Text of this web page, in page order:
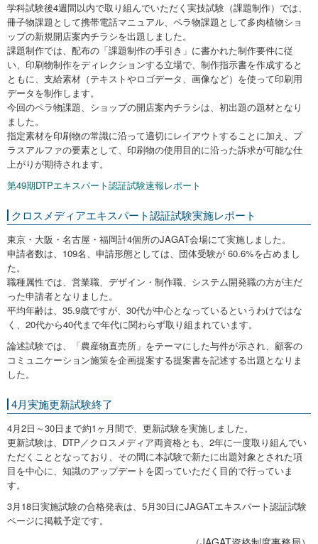
学科試験後4週間以内で取り組んでいただく実技試験（課題制作）では、
冊子物課題として携帯電話マニュアル、ペラ物課題として多肉植物ショ
ップの新規開店案内チラシを出題しました。
課題制作では、配布の「課題制作の手引き」に書かれた制作要件に従
い、印刷物制作をディレクションする立場で、制作指示書を作成すると
ともに、支給素材（テキストやロゴデータ、画像など）を使って印刷用
データを制作します。
今回のペラ物課題、ショップの開店案内チラシは、初出題の題材となり
ました。
指定素材を印刷物の常識に沿って適切にレイアウトすることに加え、プ
ラスアルファの要素として、印刷物の使用目的に沿った訴求が可能な仕
上がりが期待されます。
第49期DTPエキスパート認証試験速報レポート
クロスメディアエキスパート認証試験実施レポート
東京・大阪・名古屋・福岡計4個所のJAGAT会場にて実施しました。
申請者数は、109名、申請形態としては、団体受験が 60.6%を占めまし
た。
職種属性では、営業職、デザイン・制作職、システム開発職の方が主だ
った申請者となりました。
平均年齢は、35.9歳ですが、30代が中心となっているというわけではな
く、20代から40代まで年代に関わらず取り組まれています。
論述試験では、「農産物直売所」をテーマにした与件が示され、顧客の
コミュニケーション施策を企画提案する提案書を記述する出題となりま
した。
4月実施更新試験終了
4月2日～30日まで約1ヶ月間で、更新試験を実施しました。
更新試験は、DTP／クロスメディア両資格とも、2年に一度取り組んでい
ただくこととなっており、その間に本試験で新たに出題対象とされた項
目を中心に、知識のアップデートを図っていただく目的で行っていま
す。
3月18日実施試験の合格発表は、5月30日にJAGATエキスパート認証試験
ページに掲載予定です。